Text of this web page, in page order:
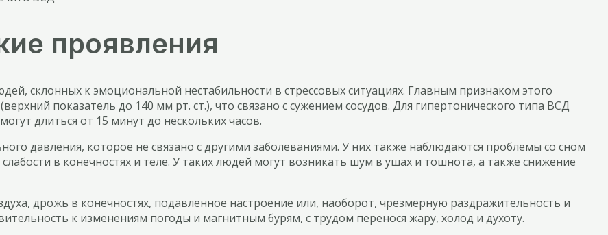
проявления
склонных к эмоциональной нестабильности в стрессовых ситуациях. Главным признаком этого
показатель до 140 мм рт. ст.), что связано с сужением сосудов. Для гипертонического типа ВСД
длиться от 15 минут до нескольких часов.
давления, которое не связано с другими заболеваниями. У них также наблюдаются проблемы со сном
в конечностях и теле. У таких людей могут возникать шум в ушах и тошнота, а также снижение
дрожь в конечностях, подавленное настроение или, наоборот, чрезмерную раздражительность и
к изменениям погоды и магнитным бурям, с трудом перенося жару, холод и духоту.